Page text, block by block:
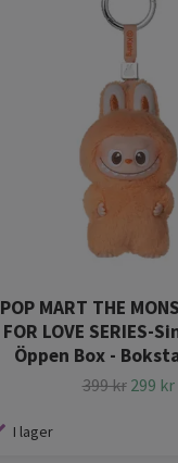
POP MART THE
FOR LOVE SERIES-
Öppen Box -
399 kr 299 kr
I lager